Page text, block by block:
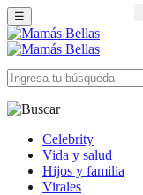
☰
Celebrity
Vida y salud
Hijos y familia
Virales